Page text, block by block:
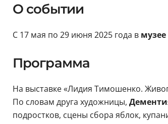
О событии
С 17 мая по 29 июня 2025 года в
Программа
На выставке «Лидия Тимошенко.
По словам друга художницы,
подростков, сцены сбора яблок,